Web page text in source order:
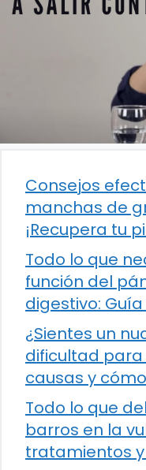
Consejos
manchas de
¡Recupera tu
Todo lo que
función del
digestivo:
¿Sientes un
dificultad para
causas y
Todo lo que
barros en la
tratamientos